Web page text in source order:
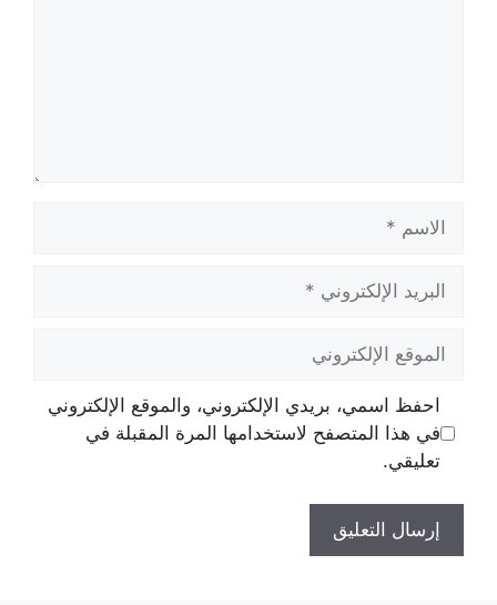
الاسم
البريد
الإلكتروني
الموقع
الإلكتروني
احفظ اسمي، بريدي الإلكتروني، والموقع الإلكتروني
في هذا المتصفح لاستخدامها المرة المقبلة في
تعليقي.